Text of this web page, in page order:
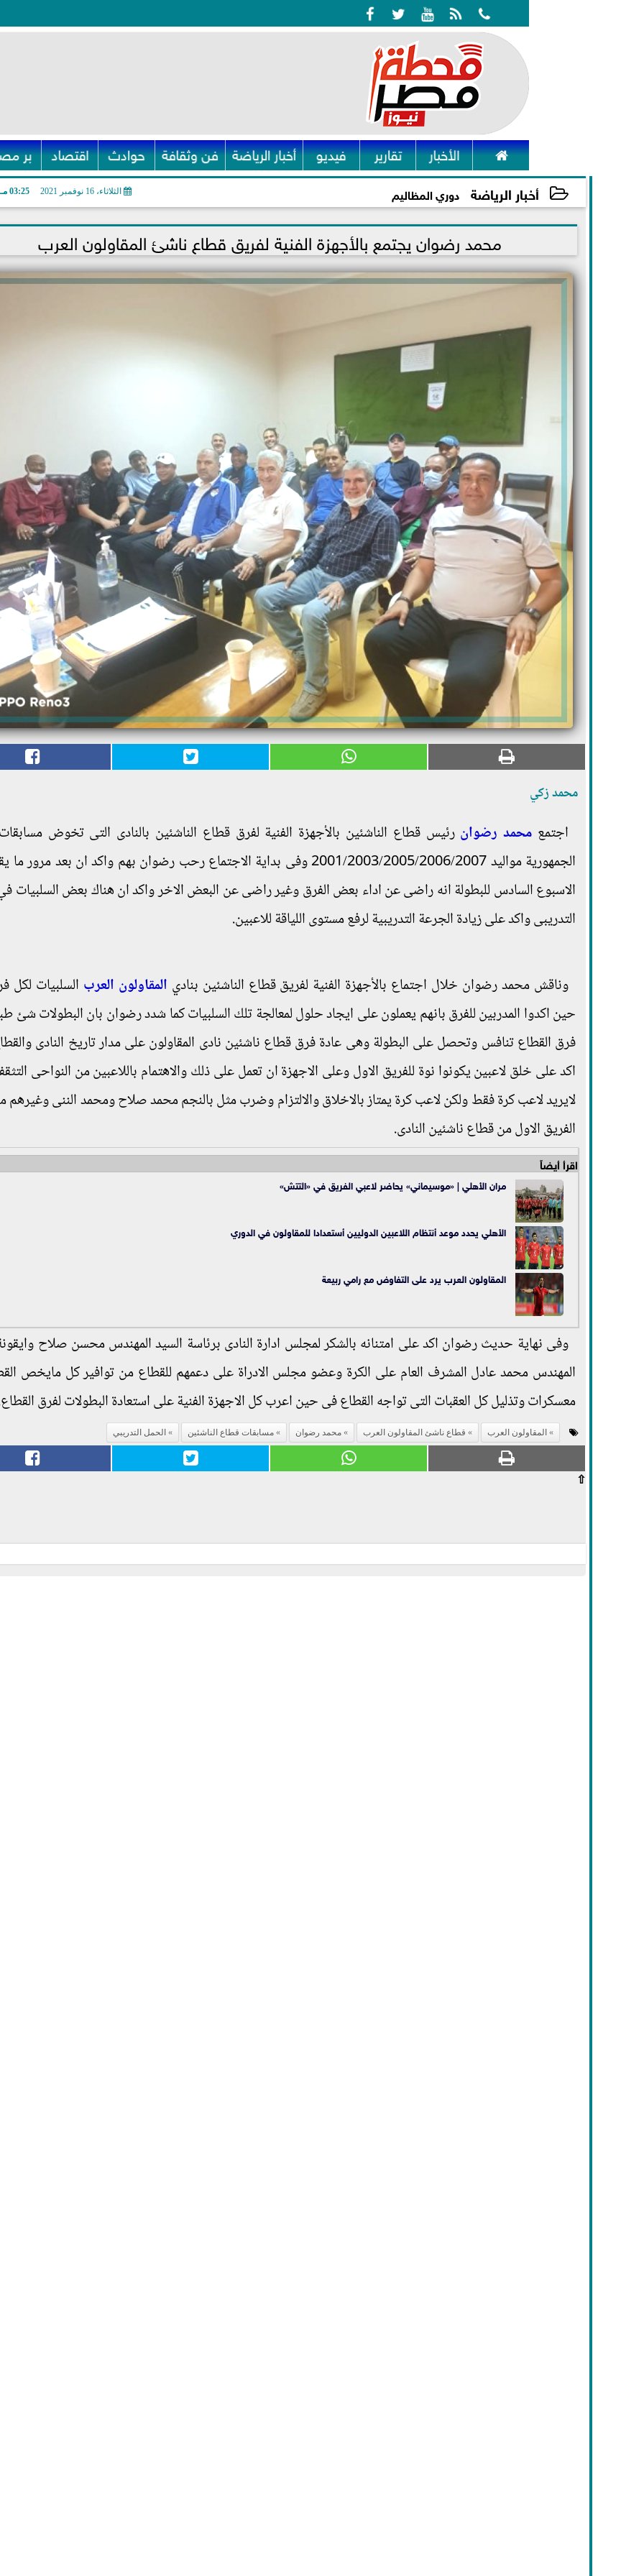
    
 الأخبار تقارير فيديو أخبار الرياضة فن وثقافة حوادث اقتصاد بر
أخبار الرياضة دوري المظاليم الثلاثاء، 16 نوفمبر 2021 03:25 مـ
2021-11-16 15:25:35 محمد رضوان يجتمع بالأجهزة الفنية لفريق قطاع ناشئ المقاولون العرب
محمد زكي
اجتمع محمد رضوان رئيس قطاع الناشئين بالأجهزة الفنية لفرق قطاع الناشئين بالنادى التى تخوض
الجمهورية مواليد 2001/2003/2005/2006/2007 وفى بداية الاجتماع رحب رضوان بهم واكد ان بعد
الاسبوع السادس للبطولة انه راضى عن اداء بعض الفرق وغير راضى عن البعض الاخر واكد ان هناك بعض السلبيات
التدريبى واكد على زيادة الجرعة التدريبية لرفع مستوى اللياقة للاعبين.
وناقش محمد رضوان خلال اجتماع بالأجهزة الفنية لفريق قطاع الناشئين بنادي المقاولون العرب السلبيات لكل
حين اكدوا المدربين للفرق بانهم يعملون على ايجاد حلول لمعالجة تلك السلبيات كما شدد رضوان بان البطولات شئ
فرق القطاع تنافس وتحصل على البطولة وهى عادة فرق قطاع ناشئين نادى المقاولون على مدار تاريخ النادى
اكد على خلق لاعبين يكونوا نوة للفريق الاول وعلى الاجهزة ان تعمل على ذلك والاهتمام باللاعبين من النواحى
لايريد لاعب كرة فقط ولكن لاعب كرة يمتاز بالاخلاق والالتزام وضرب مثل بالنجم محمد صلاح ومحمد الننى وغيرهم
الفريق الاول من قطاع ناشئين النادى.
اقرأ أيضاً
مران الأهلي | «موسيماني» يحاضر لاعبي الفريق في «التتش»
الأهلي يحدد موعد أنتظام اللاعبين الدوليين أستعدادا للمقاولون في الدوري
المقاولون العرب يرد على التفاوض مع رامي ربيعة
وفى نهاية حديث رضوان اكد على امتنانه بالشكر لمجلس ادارة النادى برئاسة السيد المهندس محسن صلاح
المهندس محمد عادل المشرف العام على الكرة وعضو مجلس الادراة على دعمهم للقطاع من توافير كل مايخص
معسكرات وتذليل كل العقبات التى تواجه القطاع فى حين اعرب كل الاجهزة الفنية على استعادة البطولات لفرق
المقاولون العرب قطاع ناشئ المقاولون العرب محمد رضوان مسابقات قطاع الناشئين الحمل التدريبي
⇧